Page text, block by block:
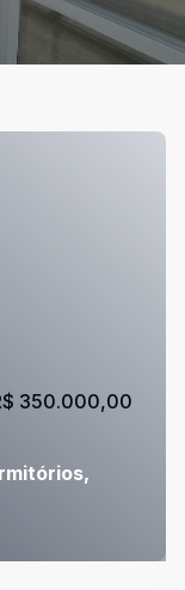
350.000,00